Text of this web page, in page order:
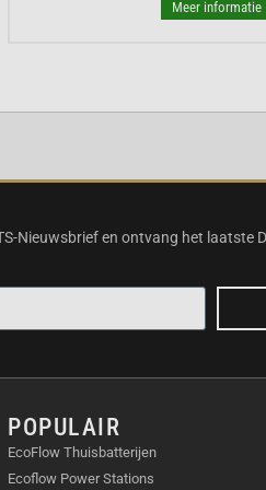
Meer informatie
Nieuwsbrief en ontvang het laatste
POPULAIR
EcoFlow Thuisbatterijen
Ecoflow Power Stations